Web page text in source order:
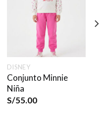
DISNEY
Conjunto Minnie
Niña
S/55.00